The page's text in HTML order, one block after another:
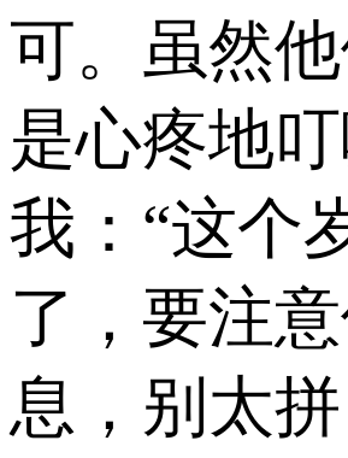
可。虽然
是心疼地
我：“这个
了，要注
息，别太拼